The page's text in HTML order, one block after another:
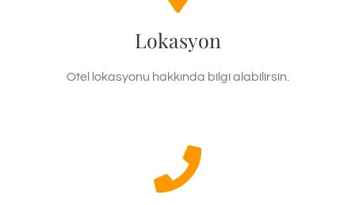
Lokasyon
Otel lokasyonu hakkında bilgi alabilirsin.
Hemen Ara